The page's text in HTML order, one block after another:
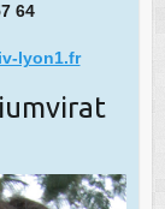
64
lyon1.fr